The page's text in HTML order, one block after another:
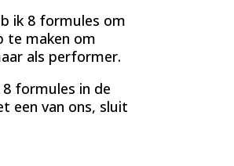
ik 8 formules om
te maken om
als performer.
formules in de
een van ons, sluit